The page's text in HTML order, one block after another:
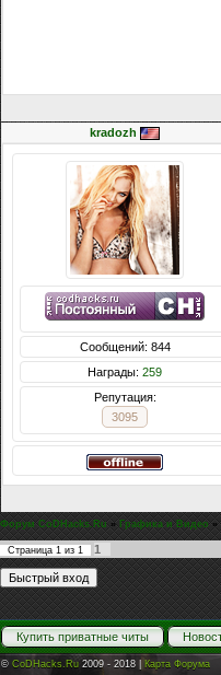
kradozh
Сообщений: 844
Награды: 259
Репутация:
3095
Форум CoDHacks.Ru » Графика и Видео »
Страница 1 из 1 1
Купить приватные читы
© CoDHacks.Ru 2009 - 2018 | Карта Форума